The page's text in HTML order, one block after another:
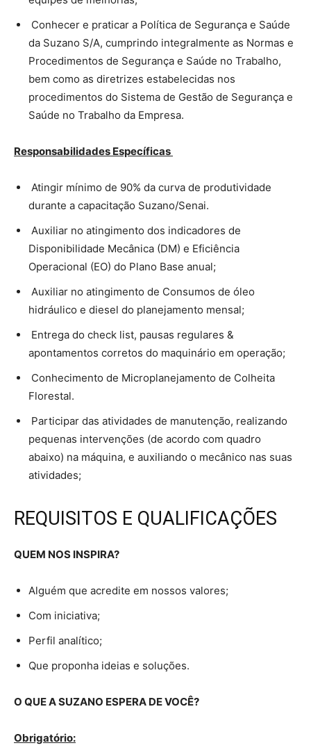
Conhecer e praticar a Política de Segurança e Saúde
da Suzano S/A, cumprindo integralmente as Normas e
Procedimentos de Segurança e Saúde no Trabalho,
bem como as diretrizes estabelecidas nos
procedimentos do Sistema de Gestão de Segurança e
Saúde no Trabalho da Empresa.
Responsabilidades Específicas
Atingir mínimo de 90% da curva de produtividade
durante a capacitação Suzano/Senai.
Auxiliar no atingimento dos indicadores de
Disponibilidade Mecânica (DM) e Eficiência
Operacional (EO) do Plano Base anual;
Auxiliar no atingimento de Consumos de óleo
hidráulico e diesel do planejamento mensal;
Entrega do check list, pausas regulares &
apontamentos corretos do maquinário em operação;
Conhecimento de Microplanejamento de Colheita
Florestal.
Participar das atividades de manutenção, realizando
pequenas intervenções (de acordo com quadro
abaixo) na máquina, e auxiliando o mecânico nas suas
atividades;
REQUISITOS E QUALIFICAÇÕES
QUEM NOS INSPIRA?
Alguém que acredite em nossos valores;
Com iniciativa;
Perfil analítico;
Que proponha ideias e soluções.
O QUE A SUZANO ESPERA DE VOCÊ?
Obrigatório: